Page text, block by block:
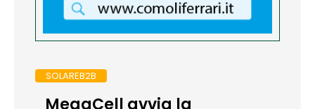
SOLAREB2B
MegaCell avvia la